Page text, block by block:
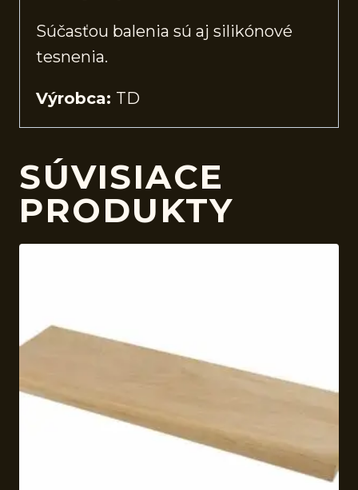
Súčasťou balenia sú aj silikónové
tesnenia.
Výrobca: TD
SÚVISIACE
PRODUKTY